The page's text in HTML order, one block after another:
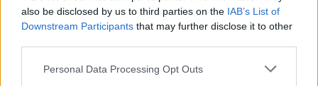
also be disclosed by us to third parties on the IAB’s List of
Downstream Participants that may further disclose it to other
Personal Data Processing Opt Outs